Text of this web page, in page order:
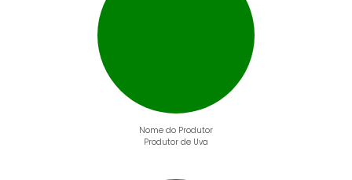
Nome do Produtor
Produtor de Uva